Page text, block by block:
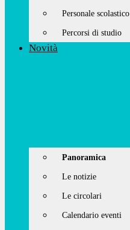
Personale scolastico
Percorsi di studio
Novità
Panoramica
Le notizie
Le circolari
Calendario eventi